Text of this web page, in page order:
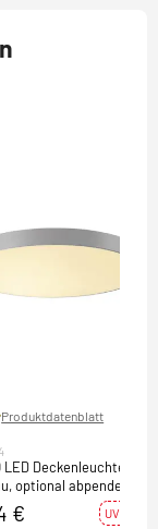
Produktdatenblatt
LED Deckenleuchte,
optional abpendel- bar
€ UVP -36%